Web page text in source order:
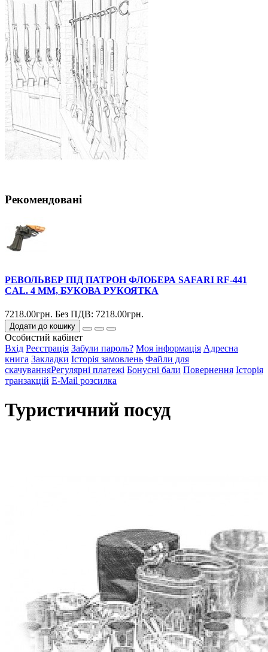
Рекомендовані
РЕВОЛЬВЕР ПІД ПАТРОН ФЛОБЕРА SAFARI RF-441
CAL. 4 ММ, БУКОВА РУКОЯТКА
7218.00грн. Без ПДВ: 7218.00грн.
Додати до кошику
Особистий кабінет
Вхід Реєстрація Забули пароль? Моя інформація Адресна
книга Закладки Історія замовлень Файли для
скачуванняРегулярні платежі Бонусні бали Повернення Історія
транзакцій E-Mail розсилка
Туристичний посуд